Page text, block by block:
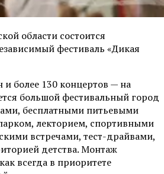
области состоится
фестиваль «Дикая
более 130 концертов — на
большой фестивальный город
бесплатными питьевыми
лекторием, спортивными
встречами, тест-драйвами,
детства. Монтаж
всегда в приоритете